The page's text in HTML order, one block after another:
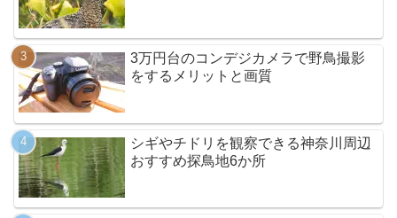
3万円台のコンデジカメラで野鳥撮影
をするメリットと画質
シギやチドリを観察できる神奈川周辺
おすすめ探鳥地6か所